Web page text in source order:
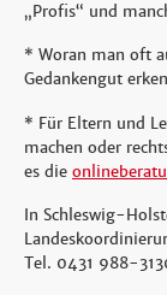
„Profis“ und
* Woran man oft
Gedankengut
* Für Eltern und
machen oder
es die
In Schleswig-
Tel. 0431 988-